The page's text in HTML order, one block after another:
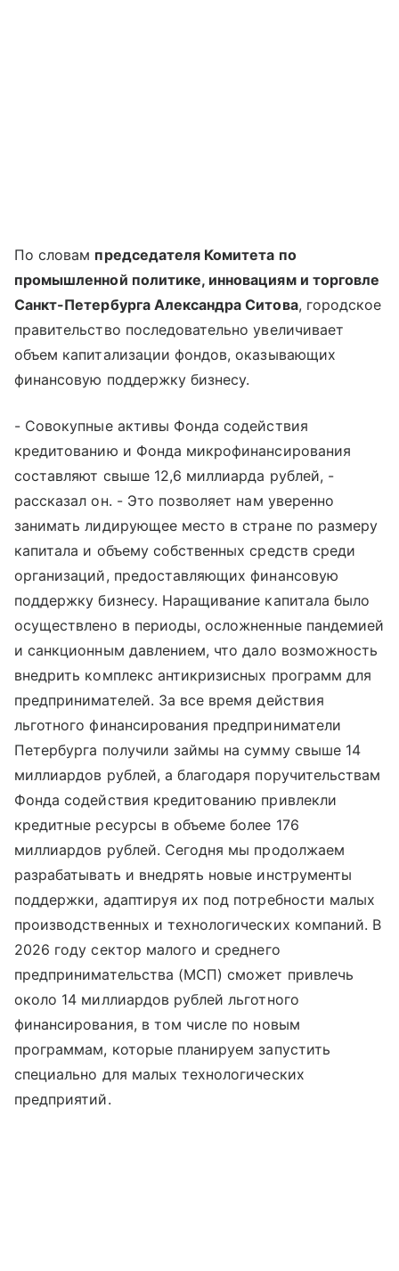
По словам председателя Комитета по
промышленной политике, инновациям и торговле
Санкт-Петербурга Александра Ситова, городское
правительство последовательно увеличивает
объем капитализации фондов, оказывающих
финансовую поддержку бизнесу.
- Совокупные активы Фонда содействия
кредитованию и Фонда микрофинансирования
составляют свыше 12,6 миллиарда рублей, -
рассказал он. - Это позволяет нам уверенно
занимать лидирующее место в стране по размеру
капитала и объему собственных средств среди
организаций, предоставляющих финансовую
поддержку бизнесу. Наращивание капитала было
осуществлено в периоды, осложненные пандемией
и санкционным давлением, что дало возможность
внедрить комплекс антикризисных программ для
предпринимателей. За все время действия
льготного финансирования предприниматели
Петербурга получили займы на сумму свыше 14
миллиардов рублей, а благодаря поручительствам
Фонда содействия кредитованию привлекли
кредитные ресурсы в объеме более 176
миллиардов рублей. Сегодня мы продолжаем
разрабатывать и внедрять новые инструменты
поддержки, адаптируя их под потребности малых
производственных и технологических компаний. В
2026 году сектор малого и среднего
предпринимательства (МСП) сможет привлечь
около 14 миллиардов рублей льготного
финансирования, в том числе по новым
программам, которые планируем запустить
специально для малых технологических
предприятий.